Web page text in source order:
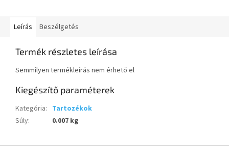
Leírás Beszélgetés
Termék részletes leírása
Semmilyen termékleírás nem érhető el
Kiegészítő paraméterek
Kategória: Tartozékok
Súly: 0.007 kg